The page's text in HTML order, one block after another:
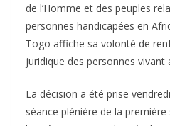
de l’Homme et des peuples
personnes handicapées en
Togo affiche sa volonté de
juridique des personnes vivant
La décision a été prise
séance plénière de la